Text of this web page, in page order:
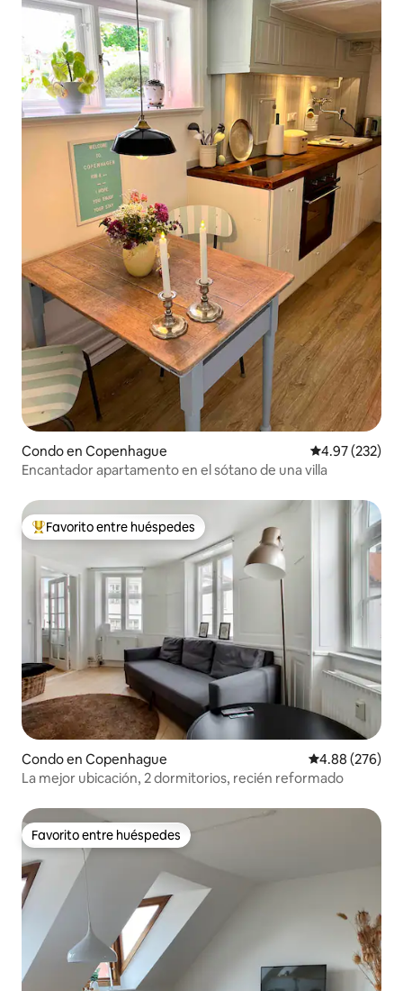
Condo en Copenhague Calificación
4.97 (232)
Encantador apartamento en el sótano de una villa
Favorito entre huéspedes preferido
Favorito entre huéspedes
Condo en Copenhague Calificación
4.88 (276)
La mejor ubicación, 2 dormitorios, recién reformado
Favorito entre huéspedes
Favorito entre huéspedes